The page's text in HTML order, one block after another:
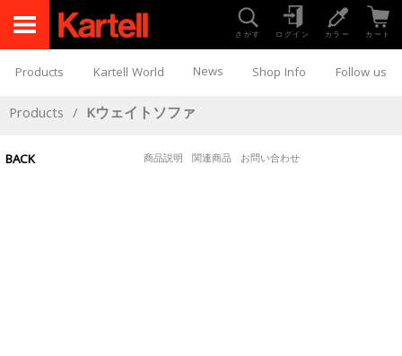
さがす ログイン カラー カート
Products Kartell World News Shop Info Follow us
Products / Kウェイトソファ
BACK 商品説明 関連商品 お問い合わせ